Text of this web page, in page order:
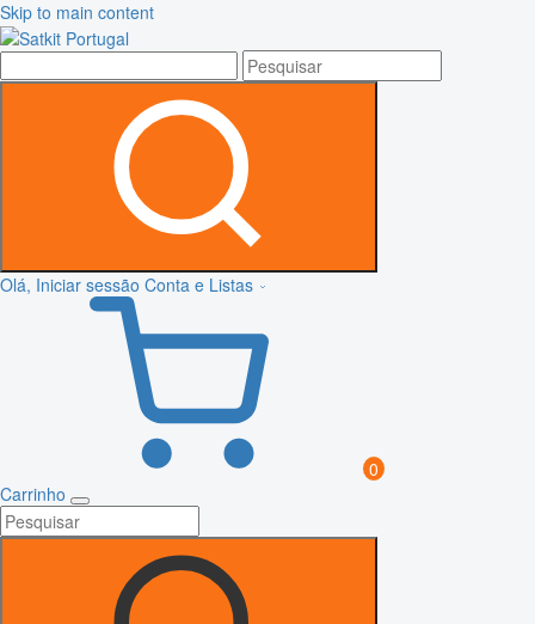
Skip to main content
Olá, Iniciar sessão Conta e Listas
0
Carrinho